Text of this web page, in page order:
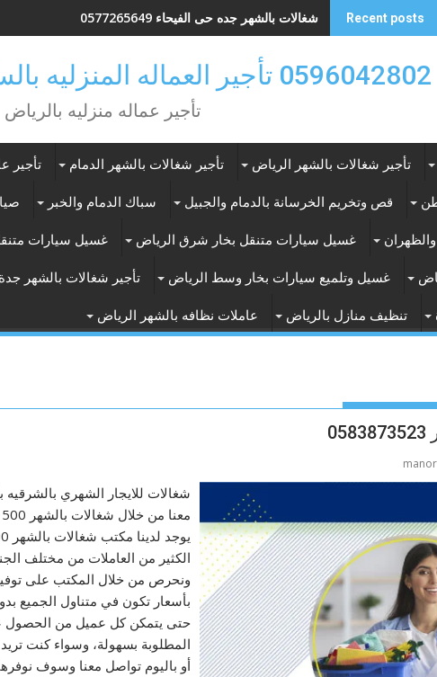
Recent posts شغالات بالشهر جده حى الفيحاء 0577265649
0596042802 تأجير العماله المنزليه بالساعه والشهر بالرياض
تأجير عماله منزليه بالرياض
تأجير شغالات بالشهر الرياض تأجير شغالات بالشهر الدمام تأجير
قص وتخريم الخرسانة بالدمام والجبيل سباك الدمام والخبر
غسيل سيارات متنقل بخار شرق الرياض غسيل سيارات
غسيل وتلميع سيارات بخار وسط الرياض تأجير شغالات بالشهر جدة
تنظيف منازل بالرياض عاملات نظافه بالشهر الرياض
شغالات للايجار الشهري بالشرقيه
الكثير من العاملات من مختلف
ونحرص من خلال المكتب على
بأسعار تكون في متناول الجميع
حتى يتمكن كل عميل من الحصول
المطلوبة بسهولة، وسواء كنت تريد
أو باليوم تواصل معنا وسوف